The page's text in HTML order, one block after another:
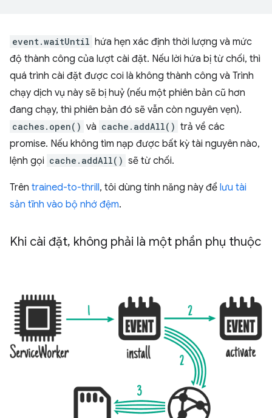
event.waitUntil hứa hẹn xác định thời lượng và mức
độ thành công của lượt cài đặt. Nếu lời hứa bị từ chối, thì
quá trình cài đặt được coi là không thành công và Trình
chạy dịch vụ này sẽ bị huỷ (nếu một phiên bản cũ hơn
đang chạy, thì phiên bản đó sẽ vẫn còn nguyên vẹn).
caches.open() và cache.addAll() trả về các
promise. Nếu không tìm nạp được bất kỳ tài nguyên nào,
lệnh gọi cache.addAll() sẽ từ chối.
Trên trained-to-thrill, tôi dùng tính năng này để lưu tài
sản tĩnh vào bộ nhớ đệm.
Khi cài đặt, không phải là một phần phụ thuộc